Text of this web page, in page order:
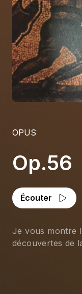
À
OPUS
Op.56
Écouter
Je vous montre
découvertes de